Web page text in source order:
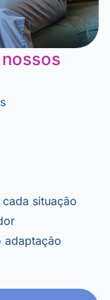
situação
adaptação